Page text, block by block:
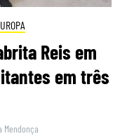
Reis em
em três
Mendonça